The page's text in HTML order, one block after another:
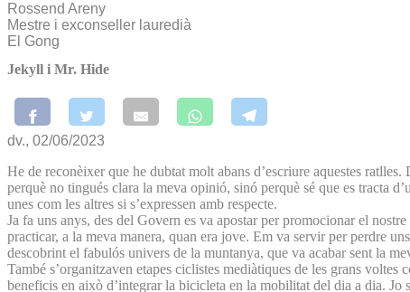
Rossend Areny
Mestre i exconseller lauredià
El Gong
Jekyll i Mr. Hide
dv., 02/06/2023
He de reconèixer que he dubtat molt abans d’escriure aquestes
perquè no tingués clara la meva opinió, sinó perquè sé que es tracta
unes com les altres si s’expressen amb respecte.
Ja fa uns anys, des del Govern es va apostar per promocionar el
practicar, a la meva manera, quan era jove. Em va servir per perdre
descobrint el fabulós univers de la muntanya, que va acabar sent la
També s’organitzaven etapes ciclistes mediàtiques de les grans
beneficis en això d’integrar la bicicleta en la mobilitat del dia a dia.